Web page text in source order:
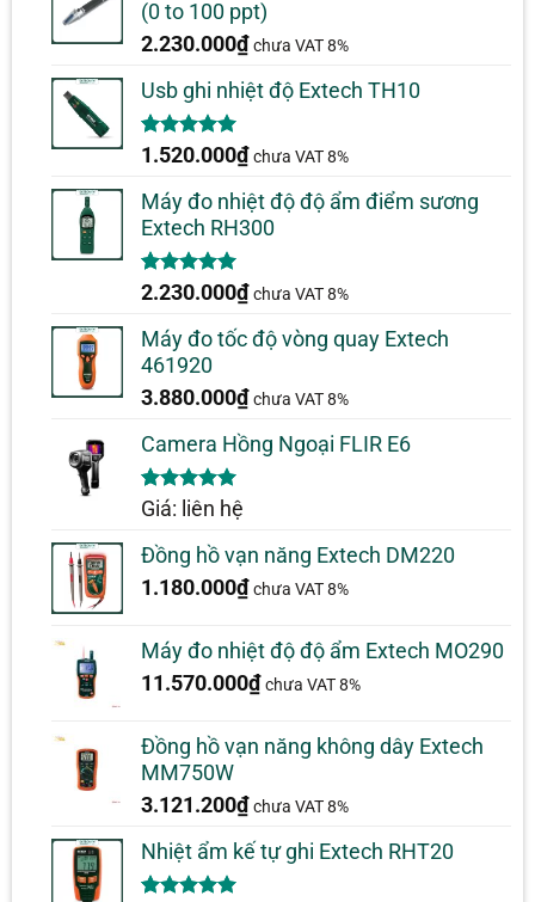
(0 to 100 ppt)
2.230.000₫ chưa VAT 8%
Usb ghi nhiệt độ Extech TH10
5.00trên 5
1
đánh giá
1.520.000₫ chưa VAT 8%
Máy đo nhiệt độ độ ẩm điểm sương
Extech RH300
5.00trên 5
1
đánh giá
2.230.000₫ chưa VAT 8%
Máy đo tốc độ vòng quay Extech
461920
3.880.000₫ chưa VAT 8%
Camera Hồng Ngoại FLIR E6
5.00trên 5
1
đánh giá
Giá: liên hệ
Đồng hồ vạn năng Extech DM220
1.180.000₫ chưa VAT 8%
Máy đo nhiệt độ độ ẩm Extech MO290
11.570.000₫ chưa VAT 8%
Đồng hồ vạn năng không dây Extech
MM750W
3.121.200₫ chưa VAT 8%
Nhiệt ẩm kế tự ghi Extech RHT20